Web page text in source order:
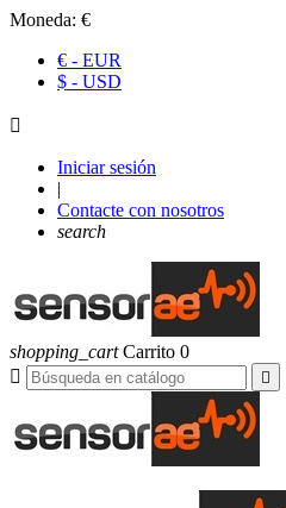
Moneda: €
€ - EUR
$ - USD

Iniciar sesión
|
Contacte con nosotros
search
shopping_cart Carrito 0

